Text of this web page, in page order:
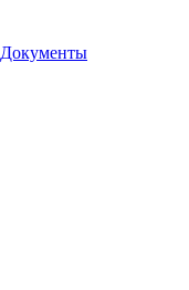
Документы